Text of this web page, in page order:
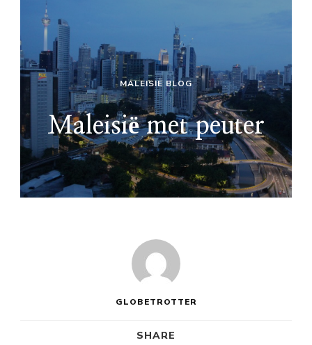
MALEISIË BLOG
Maleisië met peuter
GLOBETROTTER
SHARE